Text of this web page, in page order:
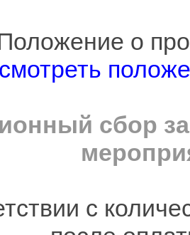
о
сбор
с